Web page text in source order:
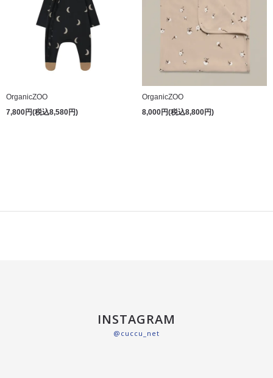
OrganicZOO
7,800円(税込8,580円)
OrganicZOO
8,000円(税込8,800円)
INSTAGRAM
@cuccu_net